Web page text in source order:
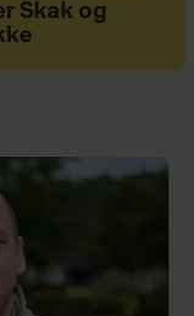
Skak og